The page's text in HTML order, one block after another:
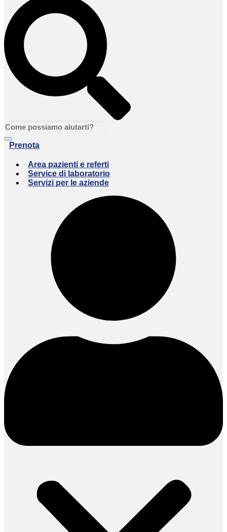
Prenota
Area pazienti e referti
Service di laboratorio
Servizi per le aziende